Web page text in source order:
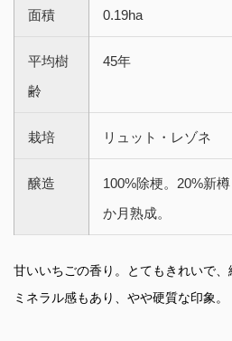
面積 0.19ha
平均樹
齢
45年
栽培 リュット・レゾネ
醸造
100%除梗。20%新
か月熟成。
甘いいちごの香り。とてもきれいで、
ミネラル感もあり、やや硬質な印象。